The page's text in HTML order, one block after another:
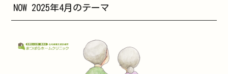
NOW 2025年4月のテーマ